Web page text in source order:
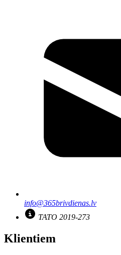
info@365brivdienas.lv
TATO 2019-273
Klientiem